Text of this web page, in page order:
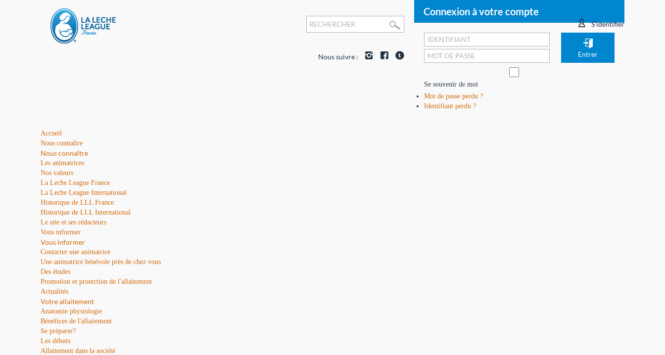
S'identifier
Connexion à votre compte
Se souvenir de moi
Mot de passe perdu ?
Identifiant perdu ?
Nous suivre :
Accueil
Nous connaître
Nous connaître
Les animatrices
Nos valeurs
La Leche League France
La Leche League International
Historique de LLL France
Historique de LLL International
Le site et ses rédacteurs
Vous informer
Vous informer
Contacter une animatrice
Une animatrice bénévole près de chez vous
Des études
Promotion et protection de l'allaitement
Actualités
Votre allaitement
Anatomie physiologie
Bénéfices de l'allaitement
Se préparer?
Les débuts
Allaitement dans la société